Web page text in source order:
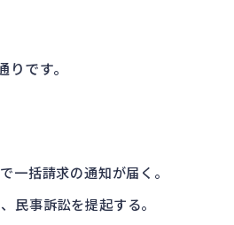
です。
一括請求の通知が届く。
民事訴訟を提起する。